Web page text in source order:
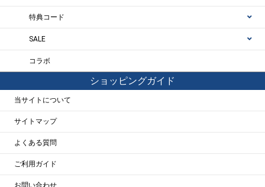
特典コード
SALE
コラボ
ショッピングガイド
当サイトについて
サイトマップ
よくある質問
ご利用ガイド
お問い合わせ